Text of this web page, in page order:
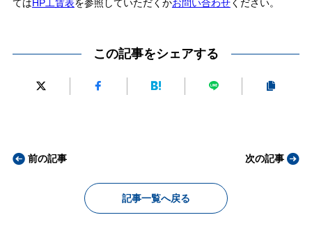
てはHP工賃表を参照していただくかお問い合わせください。
この記事をシェアする
前の記事
記事一覧へ戻る
次の記事